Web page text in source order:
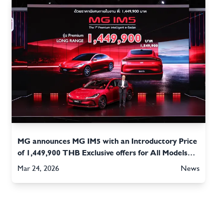
MG announces MG IM5 with an Introductory Price
of 1,449,900 THB Exclusive offers for All Models
available at MOTOR SHOW 2026
Mar 24, 2026 News